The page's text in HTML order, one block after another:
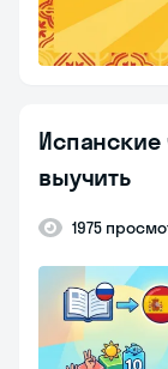
Испанские
выучить
1975